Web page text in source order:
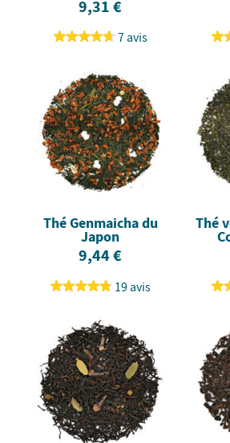
9,31 €
7 avis
Thé Genmaicha du
Japon
9,44 €
19 avis
Thé